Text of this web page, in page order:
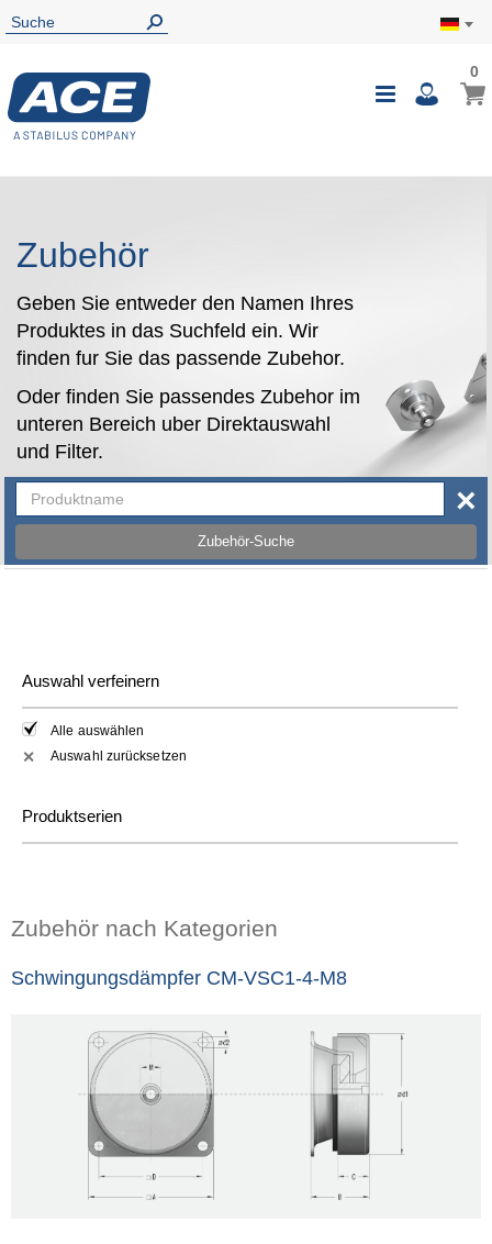
00
Zubehör
Geben Sie entweder den Namen Ihres
Produktes in das Suchfeld ein. Wir
finden fur Sie das passende Zubehor.
Oder finden Sie passendes Zubehor im
unteren Bereich uber Direktauswahl
und Filter.
Zubehör-Suche
×
Auswahl verfeinern
Alle auswählen
✕ Auswahl zurücksetzen
Produktserien
Zubehör nach Kategorien
Schwingungsdämpfer CM-VSC1-4-M8